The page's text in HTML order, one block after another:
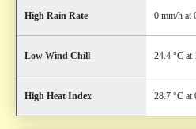
High Rain Rate 0 mm/h at
Low Wind Chill 24.4 °C at
High Heat Index 28.7 °C at